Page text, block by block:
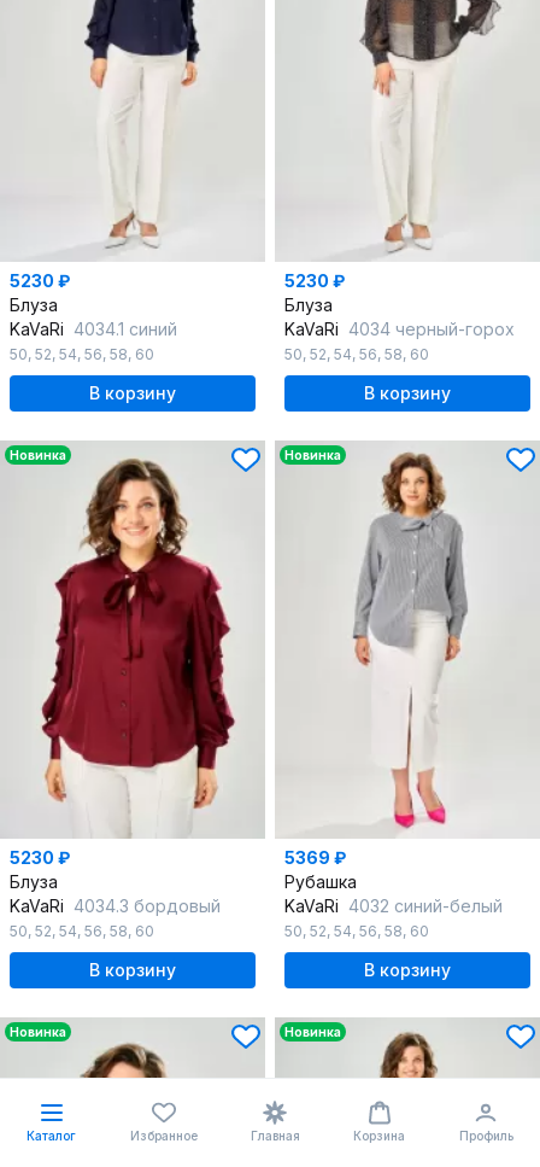
5230 ₽
Блуза
KaVaRi 4034.1 синий
50, 52, 54, 56, 58, 60
В корзину
5230 ₽
Блуза
KaVaRi 4034 черный-горох
50, 52, 54, 56, 58, 60
В корзину
Новинка
5230 ₽
Блуза
KaVaRi 4034.3 бордовый
50, 52, 54, 56, 58, 60
В корзину
Новинка
5369 ₽
Рубашка
KaVaRi 4032 синий-белый
50, 52, 54, 56, 58, 60
В корзину
Новинка Новинка
Каталог Избранное Главная Корзина Профиль